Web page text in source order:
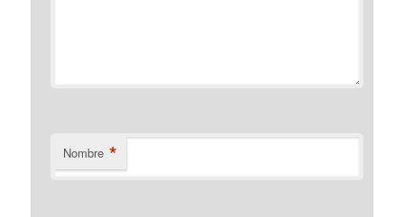
Nombre *